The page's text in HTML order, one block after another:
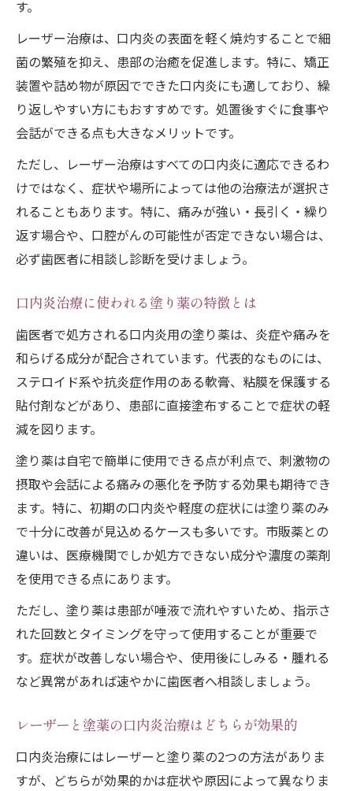
す。
レーザー治療は、口内炎の表面を軽く焼灼することで細
菌の繁殖を抑え、患部の治癒を促進します。特に、矯正
装置や詰め物が原因でできた口内炎にも適しており、繰
り返しやすい方にもおすすめです。処置後すぐに食事や
会話ができる点も大きなメリットです。
ただし、レーザー治療はすべての口内炎に適応できるわ
けではなく、症状や場所によっては他の治療法が選択さ
れることもあります。特に、痛みが強い・長引く・繰り
返す場合や、口腔がんの可能性が否定できない場合は、
必ず歯医者に相談し診断を受けましょう。
口内炎治療に使われる塗り薬の特徴とは
歯医者で処方される口内炎用の塗り薬は、炎症や痛みを
和らげる成分が配合されています。代表的なものには、
ステロイド系や抗炎症作用のある軟膏、粘膜を保護する
貼付剤などがあり、患部に直接塗布することで症状の軽
減を図ります。
塗り薬は自宅で簡単に使用できる点が利点で、刺激物の
摂取や会話による痛みの悪化を予防する効果も期待でき
ます。特に、初期の口内炎や軽度の症状には塗り薬のみ
で十分に改善が見込めるケースも多いです。市販薬との
違いは、医療機関でしか処方できない成分や濃度の薬剤
を使用できる点にあります。
ただし、塗り薬は患部が唾液で流れやすいため、指示さ
れた回数とタイミングを守って使用することが重要で
す。症状が改善しない場合や、使用後にしみる・腫れる
など異常があれば速やかに歯医者へ相談しましょう。
レーザーと塗薬の口内炎治療はどちらが効果的
口内炎治療にはレーザーと塗り薬の2つの方法がありま
すが、どちらが効果的かは症状や原因によって異なりま